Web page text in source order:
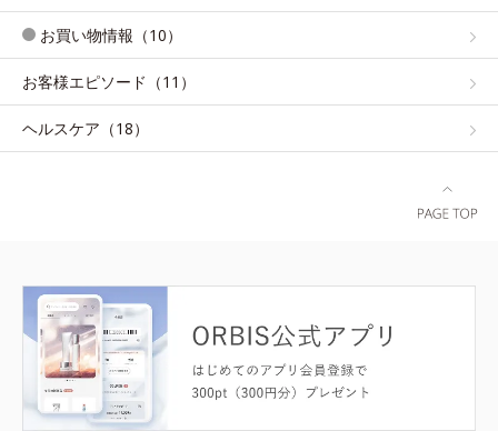
お買い物情報（10）
お客様エピソード（11）
ヘルスケア（18）